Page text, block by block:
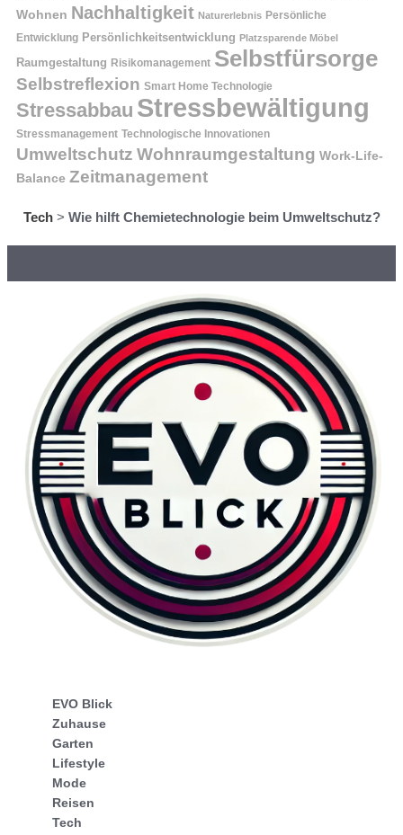
Wohnen Nachhaltigkeit Naturerlebnis Persönliche
Entwicklung Persönlichkeitsentwicklung Platzsparende Möbel
Raumgestaltung Risikomanagement Selbstfürsorge
Selbstreflexion Smart Home Technologie
Stressabbau Stressbewältigung
Stressmanagement Technologische Innovationen
Umweltschutz Wohnraumgestaltung Work-Life-
Balance Zeitmanagement
Tech> Wie hilft Chemietechnologie beim Umweltschutz?
EVO Blick
Zuhause
Garten
Lifestyle
Mode
Reisen
Tech